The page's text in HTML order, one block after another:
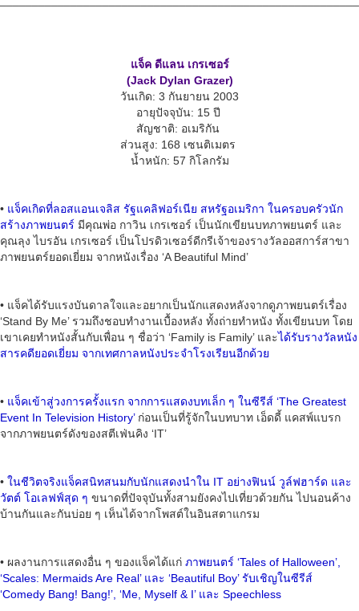
แจ็ค ดีแลน เกรเซอร์
(Jack Dylan Grazer)
วันเกิด: 3 กันยายน 2003
อายุปัจจุบัน: 15 ปี
สัญชาติ: อเมริกัน
ส่วนสูง: 168 เซนติเมตร
น้ำหนัก: 57 กิโลกรัม
• แจ็คเกิดที่ลอสแอนเจลิส รัฐแคลิฟอร์เนีย สหรัฐอเมริกา ในครอบครัวนัก
สร้างภาพยนตร์ มีคุณพ่อ กาวิน เกรเซอร์ เป็นนักเขียนบทภาพยนตร์ และ
คุณลุง ไบรอัน เกรเซอร์ เป็นโปรดิวเซอร์ดีกรีเจ้าของรางวัลออสการ์สาขา
ภาพยนตร์ยอดเยี่ยม จากหนังเรื่อง ‘A Beautiful Mind’
• แจ็คได้รับแรงบันดาลใจและอยากเป็นนักแสดงหลังจากดูภาพยนตร์เรื่อง
‘Stand By Me’ รวมถึงชอบทำงานเบื้องหลัง ทั้งถ่ายทำหนัง ทั้งเขียนบท โดย
เขาเคยทำหนังสั้นกับเพื่อน ๆ ชื่อว่า ‘Family is Family’ และได้รับรางวัลหนัง
สารคดียอดเยี่ยม จากเทศกาลหนังประจำโรงเรียนอีกด้วย
• แจ็คเข้าสู่วงการครั้งแรก จากการแสดงบทเล็ก ๆ ในซีรีส์ ‘The Greatest
Event In Television History’ ก่อนเป็นที่รู้จักในบทบาท เอ็ดดี้ แคสพ์แบรก
จากภาพยนตร์ดังของสตีเฟ่นคิง ‘IT’
• ในชีวิตจริงแจ็คสนิทสนมกับนักแสดงนำใน IT อย่างฟินน์ วูล์ฟฮาร์ด และ
วัตต์ โอเลฟฟ์สุด ๆ ขนาดที่ปัจจุบันทั้งสามยังคงไปเที่ยวด้วยกัน ไปนอนค้าง
บ้านกันและกันบ่อย ๆ เห็นได้จากโพสต์ในอินสตาแกรม
• ผลงานการแสดงอื่น ๆ ของแจ็คได้แก่ ภาพยนตร์ ‘Tales of Halloween’,
‘Scales: Mermaids Are Real’ และ ‘Beautiful Boy’ รับเชิญในซีรีส์
‘Comedy Bang! Bang!’, ‘Me, Myself & I’ และ Speechless